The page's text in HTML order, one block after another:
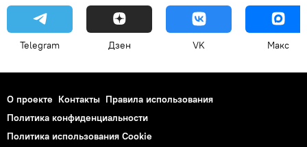
Telegram Дзен VK Макс
О проекте Контакты Правила использования
Политика конфиденциальности
Политика использования Cookie